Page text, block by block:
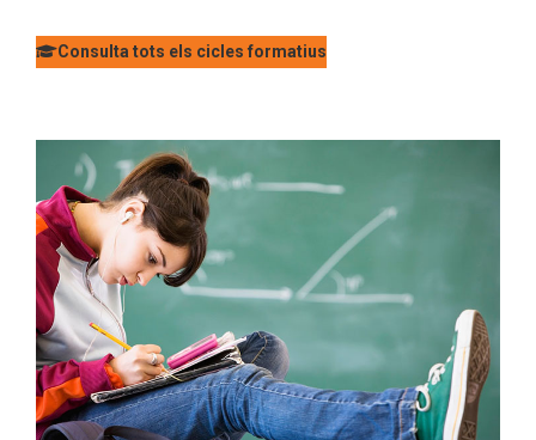
Consulta tots els cicles formatius